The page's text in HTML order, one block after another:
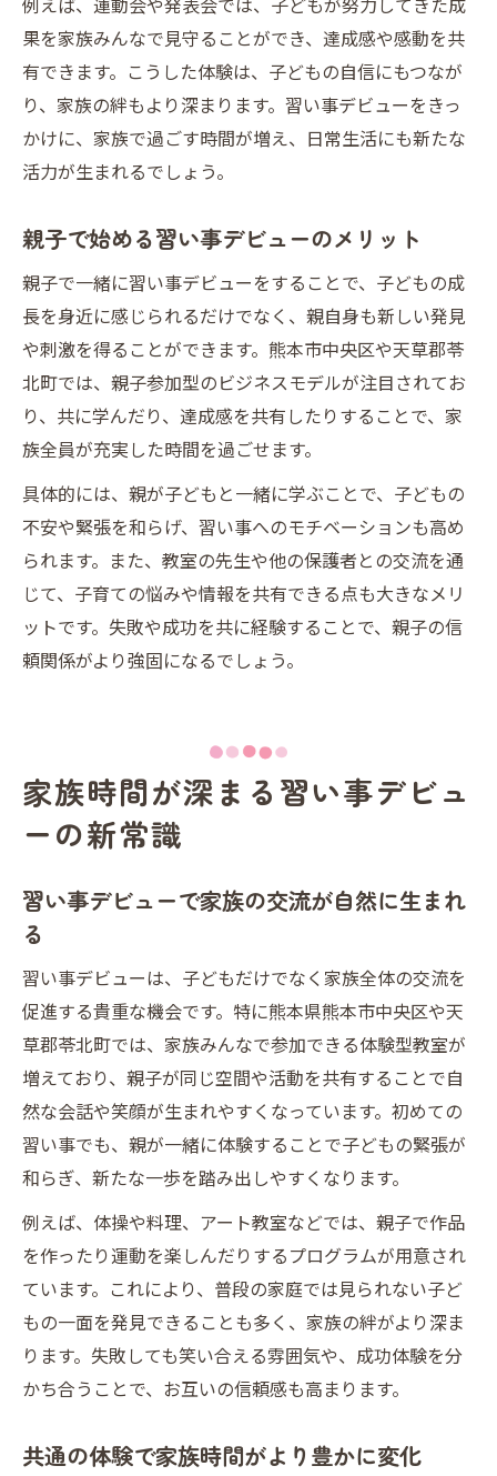
果を家族みんなで見守ることができ、達成感や感動を共
有できます。こうした体験は、子どもの自信にもつなが
り、家族の絆もより深まります。習い事デビューをきっ
かけに、家族で過ごす時間が増え、日常生活にも新たな
活力が生まれるでしょう。
親子で始める習い事デビューのメリット
親子で一緒に習い事デビューをすることで、子どもの成
長を身近に感じられるだけでなく、親自身も新しい発見
や刺激を得ることができます。熊本市中央区や天草郡苓
北町では、親子参加型のビジネスモデルが注目されてお
り、共に学んだり、達成感を共有したりすることで、家
族全員が充実した時間を過ごせます。
具体的には、親が子どもと一緒に学ぶことで、子どもの
不安や緊張を和らげ、習い事へのモチベーションも高め
られます。また、教室の先生や他の保護者との交流を通
じて、子育ての悩みや情報を共有できる点も大きなメリ
ットです。失敗や成功を共に経験することで、親子の信
頼関係がより強固になるでしょう。
家族時間が深まる習い事デビュ
ーの新常識
習い事デビューで家族の交流が自然に生まれ
る
習い事デビューは、子どもだけでなく家族全体の交流を
促進する貴重な機会です。特に熊本県熊本市中央区や天
草郡苓北町では、家族みんなで参加できる体験型教室が
増えており、親子が同じ空間や活動を共有することで自
然な会話や笑顔が生まれやすくなっています。初めての
習い事でも、親が一緒に体験することで子どもの緊張が
和らぎ、新たな一歩を踏み出しやすくなります。
例えば、体操や料理、アート教室などでは、親子で作品
を作ったり運動を楽しんだりするプログラムが用意され
ています。これにより、普段の家庭では見られない子ど
もの一面を発見できることも多く、家族の絆がより深ま
ります。失敗しても笑い合える雰囲気や、成功体験を分
かち合うことで、お互いの信頼感も高まります。
共通の体験で家族時間がより豊かに変化